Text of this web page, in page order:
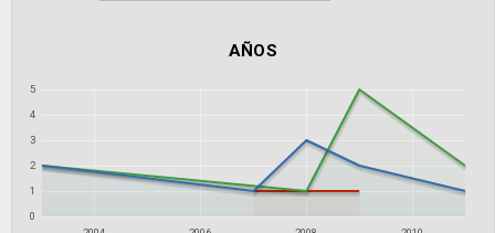
AÑOS
0
1
2
3
4
5